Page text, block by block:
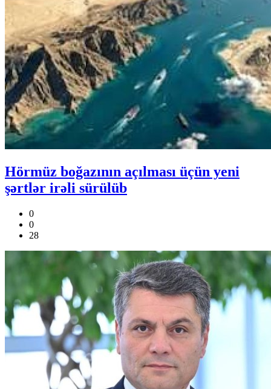
Hörmüz boğazının açılması üçün yeni
şərtlər irəli sürülüb
0
0
28